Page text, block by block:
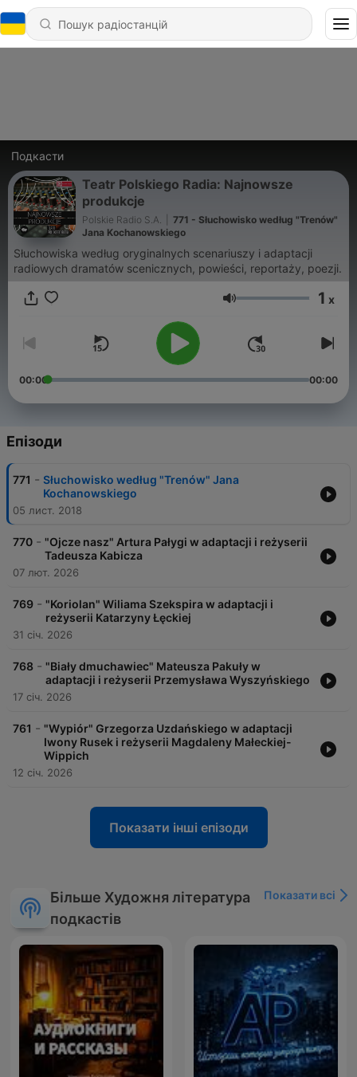
Подкасти
Teatr Polskiego Radia: Najnowsze
produkcje
Polskie Radio S.A.
771 - Słuchowisko według "Trenów"
Jana Kochanowskiego
Słuchowiska według oryginalnych scenariuszy i adaptacji
radiowych dramatów scenicznych, powieści, reportaży, poezji.
Гучність 1 x
00:00 00:00
Епізоди
771 - Słuchowisko według "Trenów" Jana
Kochanowskiego
05 лист. 2018
770 - "Ojcze nasz" Artura Pałygi w adaptacji i reżyserii
Tadeusza Kabicza
07 лют. 2026
769 - "Koriolan" Wiliama Szekspira w adaptacji i
reżyserii Katarzyny Łęckiej
31 січ. 2026
768 - "Biały dmuchawiec" Mateusza Pakuły w
adaptacji i reżyserii Przemysława Wyszyńskiego
17 січ. 2026
761 - "Wypiór" Grzegorza Uzdańskiego w adaptacji
Iwony Rusek i reżyserii Magdaleny Małeckiej-
Wippich
12 січ. 2026
Показати інші епізоди
Більше Художня література
подкастів
Показати всі